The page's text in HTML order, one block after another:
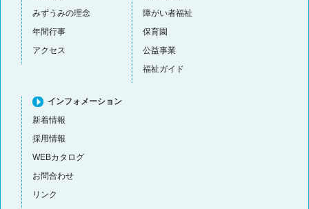
みずうみの理念
年間行事
アクセス
障がい者福祉
保育園
公益事業
福祉ガイド
インフォメーション
新着情報
採用情報
WEBカタログ
お問合わせ
リンク